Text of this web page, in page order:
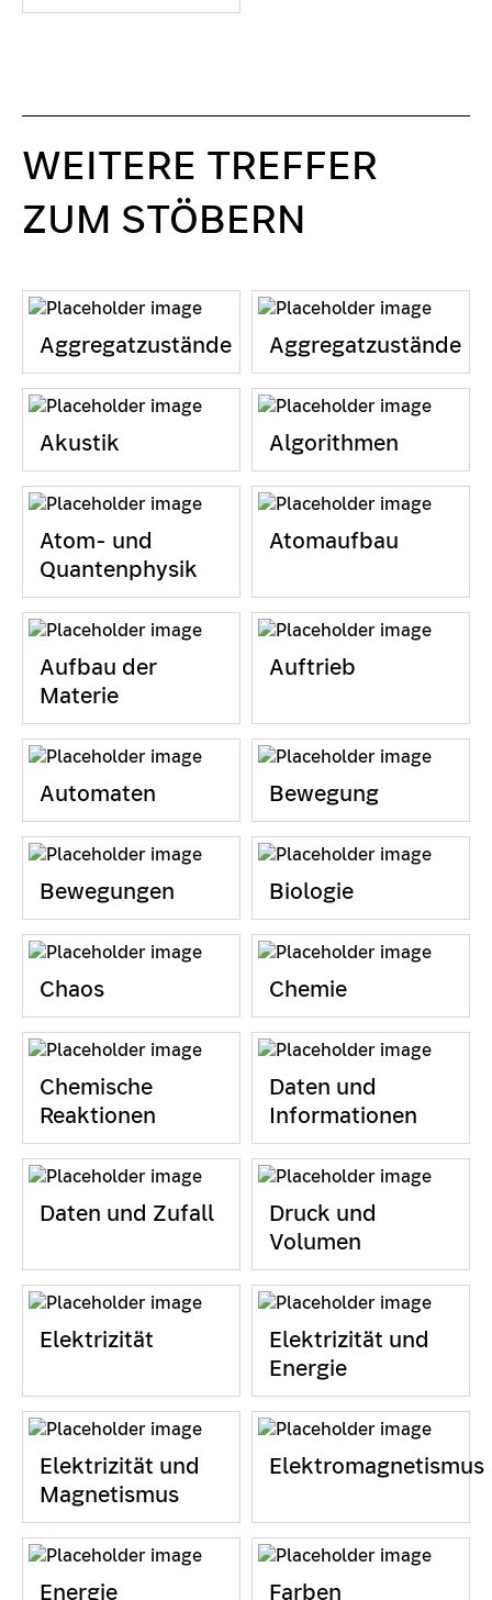
WEITERE TREFFER
ZUM STÖBERN
Aggregatzustände Aggregatzustände
Akustik Algorithmen
Atom- und
Quantenphysik
Atomaufbau
Aufbau der
Materie
Auftrieb
Automaten Bewegung
Bewegungen Biologie
Chaos Chemie
Chemische
Reaktionen
Daten und
Informationen
Daten und Zufall
Druck und
Volumen
Elektrizität
Elektrizität und
Energie
Elektrizität und
Magnetismus
Elektromagnetismus
Energie Farben